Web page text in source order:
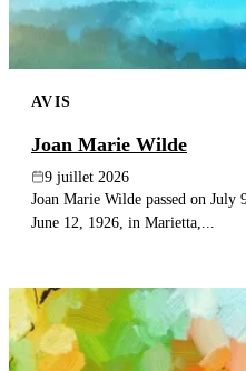
AVIS
Joan Marie Wilde
9 juillet 2026
Joan Marie Wilde passed on
June 12, 1926, in Marietta,...